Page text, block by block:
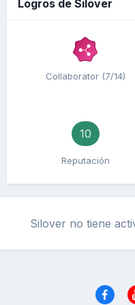
Logros de Silover
Collaborator (7/14)
10
Reputación
Silover no tiene